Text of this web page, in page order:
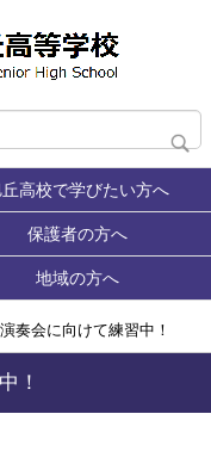
丘高校で学びたい方へ
保護者の方へ
地域の方へ
奏会に向けて練習中！
！